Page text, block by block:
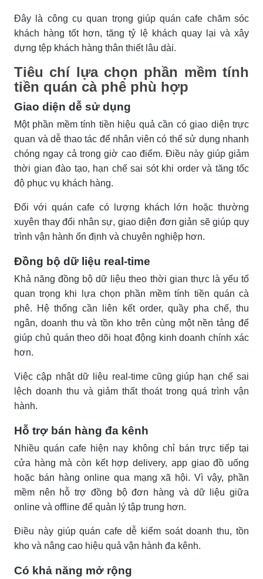
Đây là công cụ quan trọng giúp quán cafe chăm sóc
khách hàng tốt hơn, tăng tỷ lệ khách quay lại và xây
dựng tệp khách hàng thân thiết lâu dài.
Tiêu chí lựa chọn phần mềm tính
tiền quán cà phê phù hợp
Giao diện dễ sử dụng
Một phần mềm tính tiền hiệu quả cần có giao diện trực
quan và dễ thao tác để nhân viên có thể sử dụng nhanh
chóng ngay cả trong giờ cao điểm. Điều này giúp giảm
thời gian đào tạo, hạn chế sai sót khi order và tăng tốc
độ phục vụ khách hàng.
Đối với quán cafe có lượng khách lớn hoặc thường
xuyên thay đổi nhân sự, giao diện đơn giản sẽ giúp quy
trình vận hành ổn định và chuyên nghiệp hơn.
Đồng bộ dữ liệu real-time
Khả năng đồng bộ dữ liệu theo thời gian thực là yếu tố
quan trọng khi lựa chọn phần mềm tính tiền quán cà
phê. Hệ thống cần liên kết order, quầy pha chế, thu
ngân, doanh thu và tồn kho trên cùng một nền tảng để
giúp chủ quán theo dõi hoạt động kinh doanh chính xác
hơn.
Việc cập nhật dữ liệu real-time cũng giúp hạn chế sai
lệch doanh thu và giảm thất thoát trong quá trình vận
hành.
Hỗ trợ bán hàng đa kênh
Nhiều quán cafe hiện nay không chỉ bán trực tiếp tại
cửa hàng mà còn kết hợp delivery, app giao đồ uống
hoặc bán hàng online qua mạng xã hội. Vì vậy, phần
mềm nên hỗ trợ đồng bộ đơn hàng và dữ liệu giữa
online và offline để quản lý tập trung hơn.
Điều này giúp quán cafe dễ kiểm soát doanh thu, tồn
kho và nâng cao hiệu quả vận hành đa kênh.
Có khả năng mở rộng